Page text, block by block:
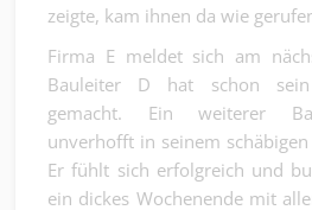
zeigte, kam ihnen da wie
Firma E meldet sich am
Bauleiter D hat schon sein
gemacht. Ein weiterer
unverhofft in seinem
Er fühlt sich erfolgreich und
ein dickes Wochenende mit